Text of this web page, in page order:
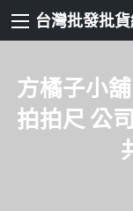
台灣批發批貨
方橘子小
拍拍尺 公